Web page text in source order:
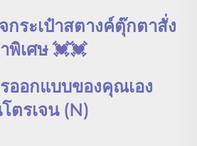
ระเป๋าสตางค์ตุ๊กตาสั่ง
พิเศษ 💓💓
ตรเจน (N)